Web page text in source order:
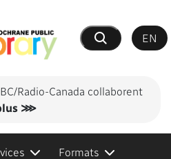
Recherche
EN
Radio-Canada collaborent
⋙
Formats